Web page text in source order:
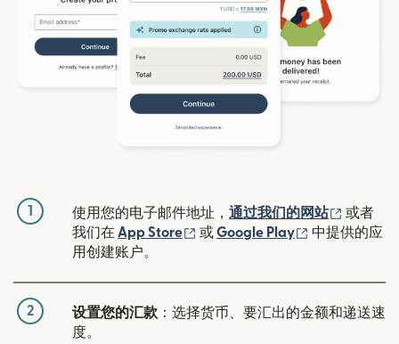
1 使用您的电子邮件地址， 通过我们的网站 （在新
或者
我们在 App Store （在新窗口中打开）
或Google Play （在新窗口中
中提供的应
用创建账户。
2 设置您的汇款 ：选择货币、要汇出的金额和递送速
度。